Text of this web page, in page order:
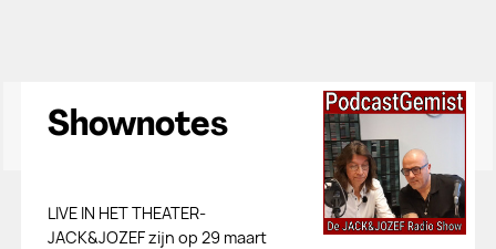
Shownotes
LIVE IN HET THEATER-
JACK&JOZEF zijn op 29 maart